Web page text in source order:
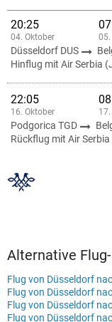
20:25
04. Oktober 05.
Düsseldorf DUS
Hinflug mit Air Serbia
22:05
16. Oktober
Podgorica TGD
Rückflug mit Air
Alternative
Flug von Düsseldorf
Flug von Düsseldorf
Flug von Düsseldorf
Flug von Düsseldorf